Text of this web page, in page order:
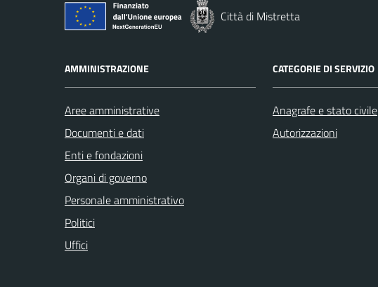
Città di Mistretta
AMMINISTRAZIONE
Aree amministrative
Documenti e dati
Enti e fondazioni
Organi di governo
Personale amministrativo
Politici
Uffici
CATEGORIE DI SERVIZIO
Anagrafe e stato civile
Autorizzazioni